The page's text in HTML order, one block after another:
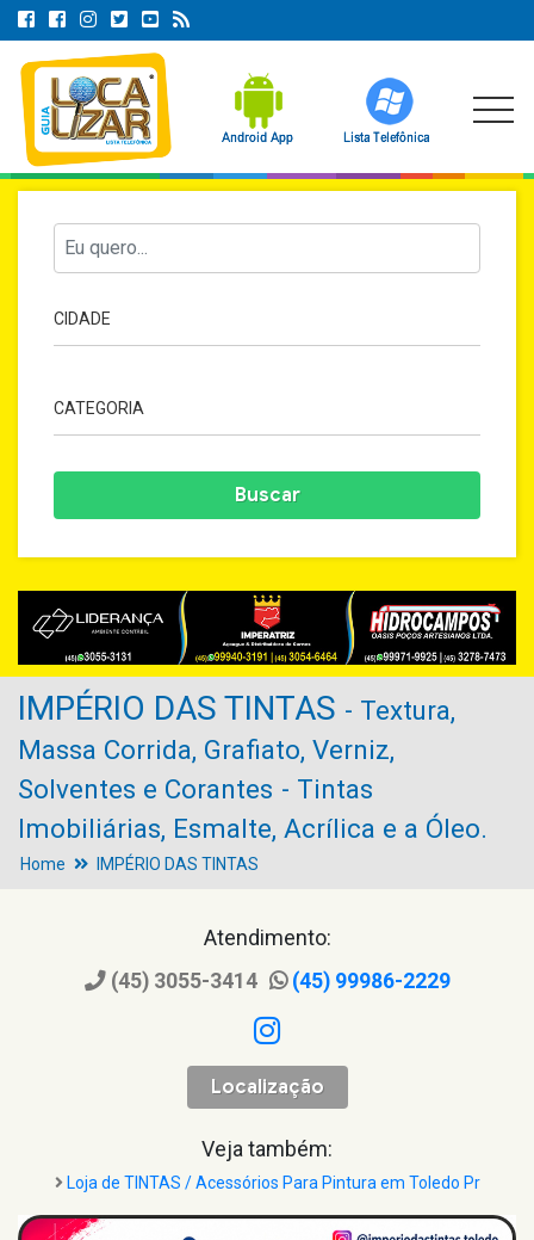
IMPÉRIO DAS TINTAS - Textura,
Massa Corrida, Grafiato, Verniz,
Solventes e Corantes - Tintas
Imobiliárias, Esmalte, Acrílica e a Óleo.
Home IMPÉRIO DAS TINTAS
Atendimento:
(45) 3055-3414 (45) 99986-2229
Localização
Veja também:
Loja de TINTAS / Acessórios Para Pintura em Toledo Pr